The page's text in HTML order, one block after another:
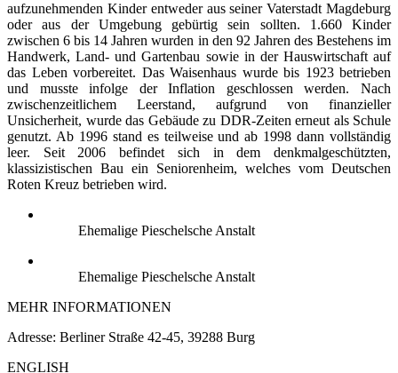
aufzunehmenden Kinder entweder aus seiner Vaterstadt Magdeburg
oder aus der Umgebung gebürtig sein sollten. 1.660 Kinder
zwischen 6 bis 14 Jahren wurden in den 92 Jahren des Bestehens im
Handwerk, Land- und Gartenbau sowie in der Hauswirtschaft auf
das Leben vorbereitet. Das Waisenhaus wurde bis 1923 betrieben
und musste infolge der Inflation geschlossen werden. Nach
zwischenzeitlichem Leerstand, aufgrund von finanzieller
Unsicherheit, wurde das Gebäude zu DDR-Zeiten erneut als Schule
genutzt. Ab 1996 stand es teilweise und ab 1998 dann vollständig
leer. Seit 2006 befindet sich in dem denkmalgeschützten,
klassizistischen Bau ein Seniorenheim, welches vom Deutschen
Roten Kreuz betrieben wird.
Ehemalige Pieschelsche Anstalt
Ehemalige Pieschelsche Anstalt
MEHR INFORMATIONEN
Adresse: Berliner Straße 42-45, 39288 Burg
ENGLISH